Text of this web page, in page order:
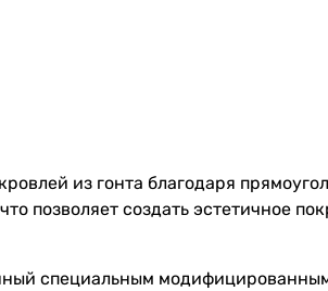
из гонта благодаря
позволяет создать эстетичное
специальным